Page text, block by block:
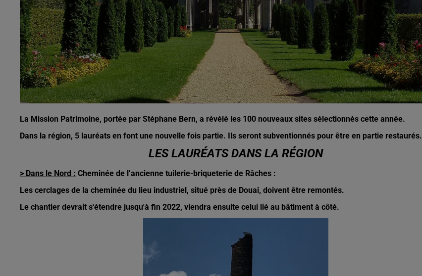
La Mission Patrimoine, portée par Stéphane Bern, a révélé les 100 nouveaux sites sélectionnés cette année.
Dans la région, 5 lauréats en font une nouvelle fois partie. Ils seront subventionnés pour être en partie restaurés.
LES LAURÉATS DANS LA RÉGION
> Dans le Nord : Cheminée de l’ancienne tuilerie-briqueterie de Râches :
Les cerclages de la cheminée du lieu industriel, situé près de Douai, doivent être remontés.
Le chantier devrait s'étendre jusqu'à fin 2022, viendra ensuite celui lié au bâtiment à côté.